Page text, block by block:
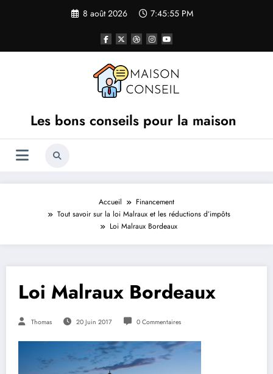
8 août 2026 7:45:55 PM
Les bons conseils pour la maison
Accueil
Financement
Tout savoir sur la loi Malraux et les réductions d’impôts
Loi Malraux Bordeaux
Loi Malraux Bordeaux
Thomas 20 Juin 2017 0 Commentaires